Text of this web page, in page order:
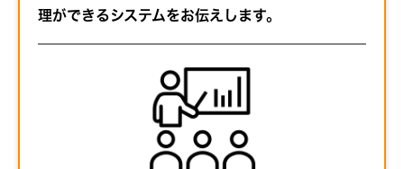
理ができるシステムをお伝えします。